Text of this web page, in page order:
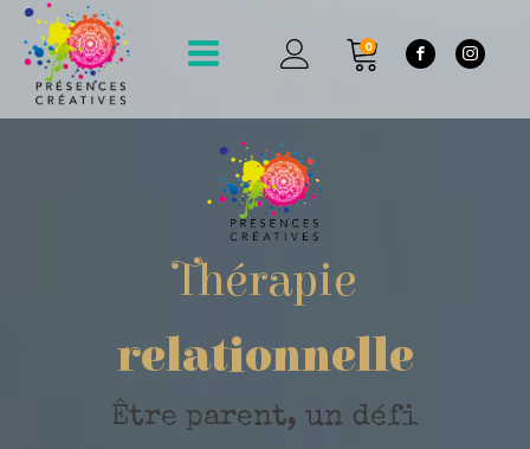
0
Thérapie
relationnelle
Thérapie
Être parent, un défi